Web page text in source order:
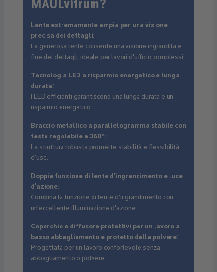
MAULvitrum?
Lente estremamente ampia per una visione
precisa dei dettagli:
La generosa lente consente una visione ingrandita e
fine dei dettagli, ideale per lavori d'ufficio complessi.
Tecnologia LED a risparmio energetico e lunga
durata:
I LED efficienti garantiscono una lunga durata e un
risparmio energetico.
Braccio metallico a parallelogramma stabile con
testa regolabile a 360°:
La struttura robusta promette stabilità e flessibilità
d'uso.
Doppia funzione di lente d'ingrandimento e luce
d'azione:
Combina la funzione di lente d'ingrandimento con
un'eccellente illuminazione d'azione.
Coperchio e diffusore protettivi per un lavoro a
basso abbagliamento e protetto dalla polvere:
Progettata per un lavoro confortevole senza
abbagliamento o polvere.